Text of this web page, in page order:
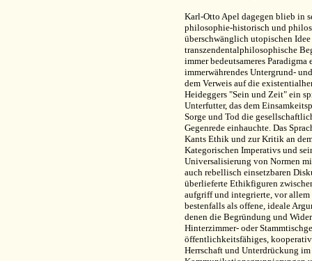
Karl-Otto Apel dagegen blieb in
philosophie-historisch und
überschwänglich utopischen
transzendentalphilosophische
immer bedeutsameres
immerwährendes Untergrund-
dem Verweis auf die
Heideggers "Sein und Zeit" ein
Unterfutter, das dem
Sorge und Tod die
Gegenrede einhauchte. Das
Kants Ethik und zur Kritik an
Kategorischen Imperativs und
Universalisierung von Normen
auch rebellisch einsetzbaren
überlieferte Ethikfiguren
aufgriff und integrierte, vor
bestenfalls als offene, ideale
denen die Begründung und
Hinterzimmer- oder
öffentlichkeitsfähiges,
Herrschaft und Unterdrückung